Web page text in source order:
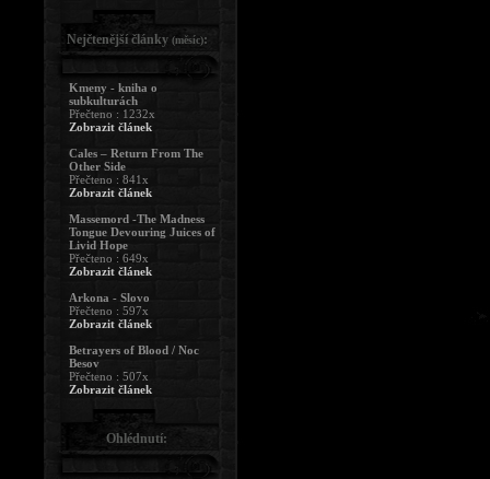
Nejčtenější články (měsíc):
Kmeny - kniha o
subkulturách
Přečteno : 1232x
Zobrazit článek
Cales – Return From The
Other Side
Přečteno : 841x
Zobrazit článek
Massemord -The Madness
Tongue Devouring Juices of
Livid Hope
Přečteno : 649x
Zobrazit článek
Arkona - Slovo
Přečteno : 597x
Zobrazit článek
Betrayers of Blood / Noc
Besov
Přečteno : 507x
Zobrazit článek
Ohlédnutí: